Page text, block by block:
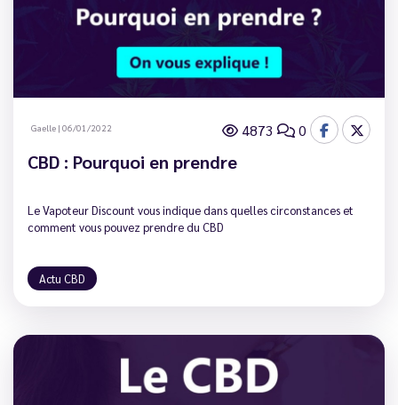
Gaelle | 06/01/2022 4873 0
CBD : Pourquoi en prendre
Le Vapoteur Discount vous indique dans quelles circonstances et
comment vous pouvez prendre du CBD
Actu CBD